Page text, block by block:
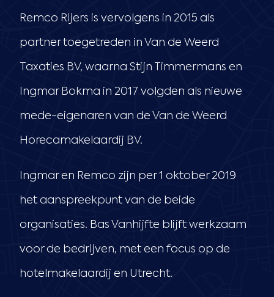
Remco Rijers is vervolgens in 2015 als
partner toegetreden in Van de Weerd
Taxaties BV, waarna Stijn Timmermans en
Ingmar Bokma in 2017 volgden als nieuwe
mede-eigenaren van de Van de Weerd
Horecamakelaardij BV.
Ingmar en Remco zijn per 1 oktober 2019
het aanspreekpunt van de beide
organisaties. Bas Vanhijfte blijft werkzaam
voor de bedrijven, met een focus op de
hotelmakelaardij en Utrecht.